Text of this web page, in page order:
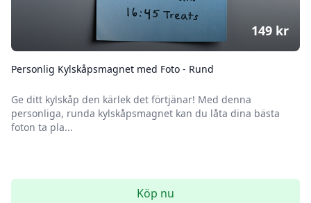
Personlig Kylskåpsmagnet med Foto - Rund
Ge ditt kylskåp den kärlek det förtjänar! Med denna
personliga, runda kylskåpsmagnet kan du låta dina bästa
foton ta pla...
149 kr
Köp nu